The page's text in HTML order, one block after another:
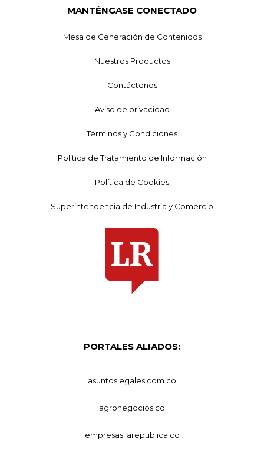
MANTÉNGASE CONECTADO
Mesa de Generación de Contenidos
Nuestros Productos
Contáctenos
Aviso de privacidad
Términos y Condiciones
Política de Tratamiento de Información
Política de Cookies
Superintendencia de Industria y Comercio
PORTALES ALIADOS:
asuntoslegales.com.co
agronegocios.co
empresas.larepublica.co